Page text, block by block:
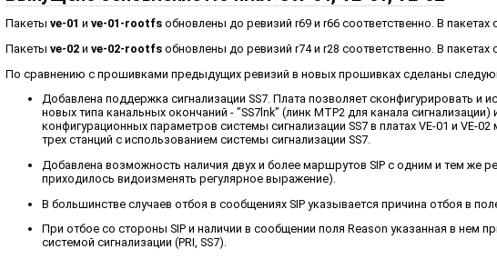
Пакетыve-01 иve-01-rootfs обновлены до ревизий r69 и r66 соответственно. В
Пакетыve-02 иve-02-rootfs обновлены до ревизий r74 и r28 соответственно. В
По сравнению с прошивками предыдущих ревизий в новых прошивках сделаны
Добавлена поддержка сигнализации SS7. Плата позволяет сконфигурировать и
новых типа канальных окончаний - "SS7lnk" (линк MTP2 для канала
конфигурационных параметров системы сигнализации SS7 в платах VE-01 и VE-
трех станций с использованием системы сигнализации SS7.
Добавлена возможность наличия двух и более маршрутов SIP с одним и тем
приходилось видоизменять регулярное выражение).
В большинстве случаев отбоя в сообщениях SIP указывается причина отбоя в
При отбое со стороны SIP и наличии в сообщении поля Reason указанная в нем
системой сигнализации (PRI, SS7).